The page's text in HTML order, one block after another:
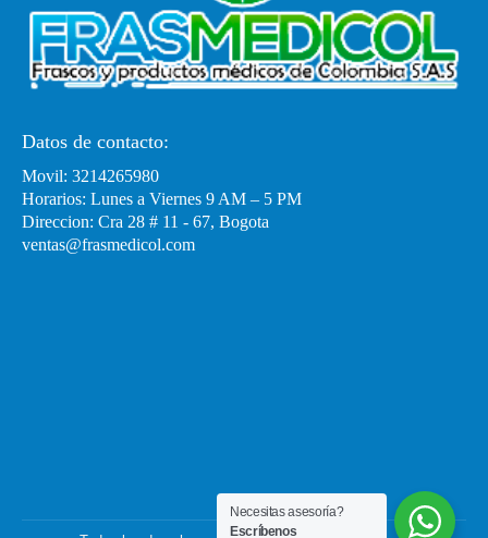
Datos de contacto:
Movil: 3214265980
Horarios: Lunes a Viernes 9 AM – 5 PM
Direccion: Cra 28 # 11 - 67, Bogota
ventas@frasmedicol.com
Necesitas asesoría?
Escríbenos